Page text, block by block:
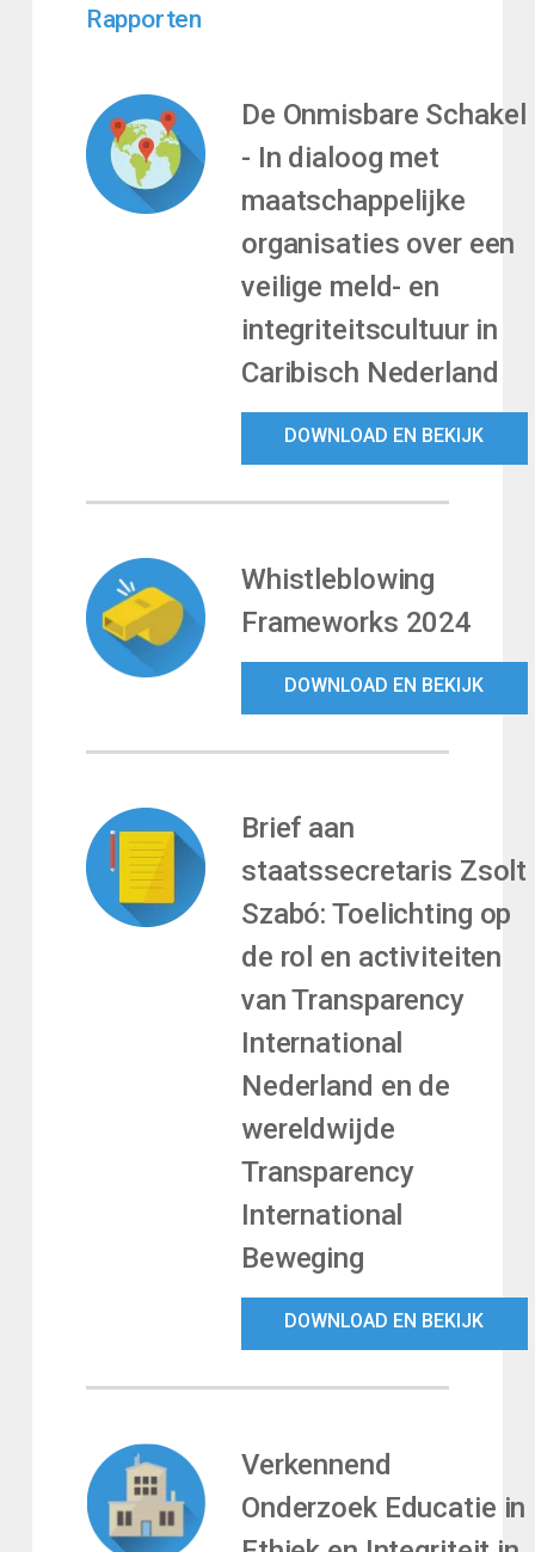
Rapporten
De Onmisbare Schakel
- In dialoog met
maatschappelijke
organisaties over een
veilige meld- en
integriteitscultuur in
Caribisch Nederland
DOWNLOAD EN BEKIJK
Whistleblowing
Frameworks 2024
DOWNLOAD EN BEKIJK
Brief aan
staatssecretaris Zsolt
Szabó: Toelichting op
de rol en activiteiten
van Transparency
International
Nederland en de
wereldwijde
Transparency
International
Beweging
DOWNLOAD EN BEKIJK
Verkennend
Onderzoek Educatie in